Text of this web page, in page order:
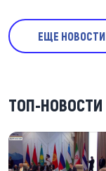
ЕЩЕ НОВОСТИ
ТОП-НОВОСТИ